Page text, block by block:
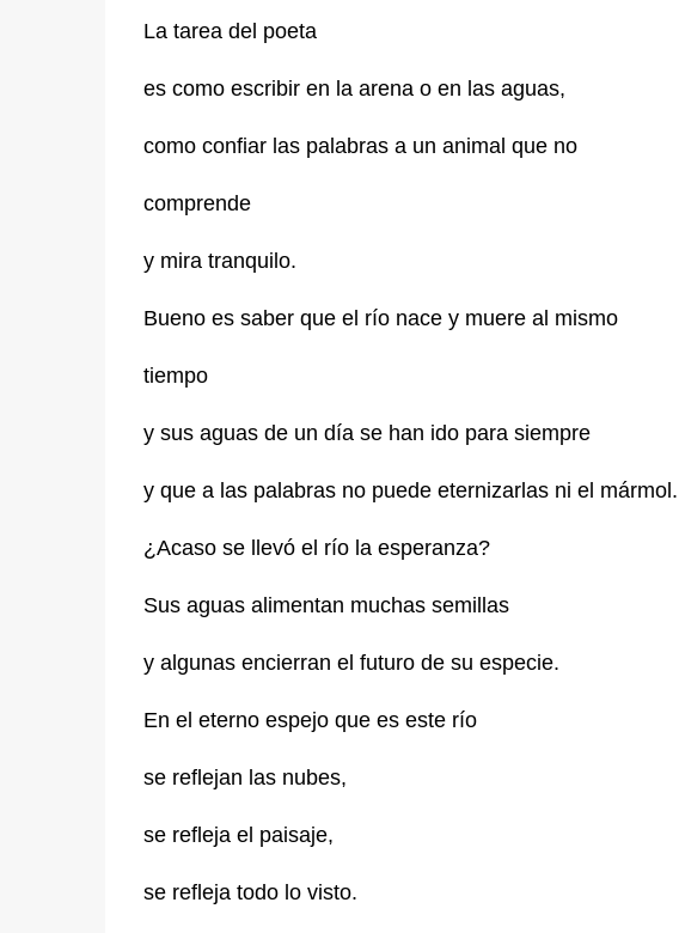
La tarea del poeta
es como escribir en la arena o en las aguas,
como confiar las palabras a un animal que no
comprende
y mira tranquilo.
Bueno es saber que el río nace y muere al mismo
tiempo
y sus aguas de un día se han ido para siempre
y que a las palabras no puede eternizarlas ni el mármol.
¿Acaso se llevó el río la esperanza?
Sus aguas alimentan muchas semillas
y algunas encierran el futuro de su especie.
En el eterno espejo que es este río
se reflejan las nubes,
se refleja el paisaje,
se refleja todo lo visto.